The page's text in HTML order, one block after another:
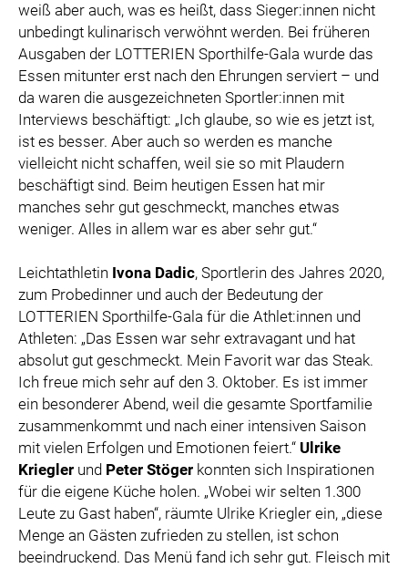
weiß aber auch, was es heißt, dass Sieger:innen nicht
unbedingt kulinarisch verwöhnt werden. Bei früheren
Ausgaben der LOTTERIEN Sporthilfe-Gala wurde das
Essen mitunter erst nach den Ehrungen serviert – und
da waren die ausgezeichneten Sportler:innen mit
Interviews beschäftigt: „Ich glaube, so wie es jetzt ist,
ist es besser. Aber auch so werden es manche
vielleicht nicht schaffen, weil sie so mit Plaudern
beschäftigt sind. Beim heutigen Essen hat mir
manches sehr gut geschmeckt, manches etwas
weniger. Alles in allem war es aber sehr gut.“
Leichtathletin Ivona Dadic, Sportlerin des Jahres 2020,
zum Probedinner und auch der Bedeutung der
LOTTERIEN Sporthilfe-Gala für die Athlet:innen und
Athleten: „Das Essen war sehr extravagant und hat
absolut gut geschmeckt. Mein Favorit war das Steak.
Ich freue mich sehr auf den 3. Oktober. Es ist immer
ein besonderer Abend, weil die gesamte Sportfamilie
zusammenkommt und nach einer intensiven Saison
mit vielen Erfolgen und Emotionen feiert.“ Ulrike
Kriegler und Peter Stöger konnten sich Inspirationen
für die eigene Küche holen. „Wobei wir selten 1.300
Leute zu Gast haben“, räumte Ulrike Kriegler ein, „diese
Menge an Gästen zufrieden zu stellen, ist schon
beeindruckend. Das Menü fand ich sehr gut. Fleisch mit